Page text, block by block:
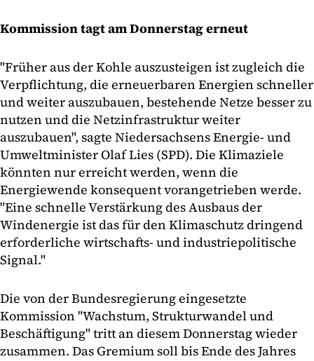
Kommission tagt am Donnerstag erneut
"Früher aus der Kohle auszusteigen ist zugleich die
Verpflichtung, die erneuerbaren Energien schneller
und weiter auszubauen, bestehende Netze besser zu
nutzen und die Netzinfrastruktur weiter
auszubauen", sagte Niedersachsens Energie- und
Umweltminister Olaf Lies (SPD). Die Klimaziele
könnten nur erreicht werden, wenn die
Energiewende konsequent vorangetrieben werde.
"Eine schnelle Verstärkung des Ausbaus der
Windenergie ist das für den Klimaschutz dringend
erforderliche wirtschafts- und industriepolitische
Signal."
Die von der Bundesregierung eingesetzte
Kommission "Wachstum, Strukturwandel und
Beschäftigung" tritt an diesem Donnerstag wieder
zusammen. Das Gremium soll bis Ende des Jahres